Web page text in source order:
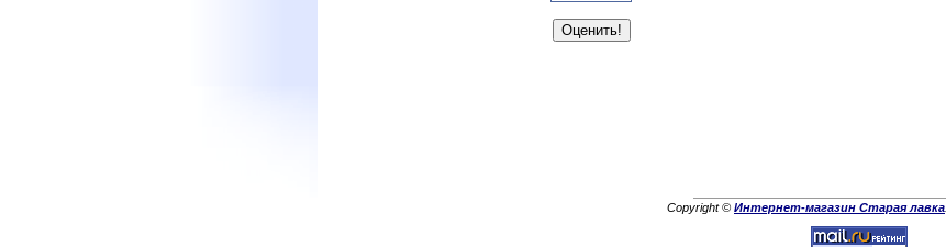
Copyright © Интернет-магазин Старая лавка